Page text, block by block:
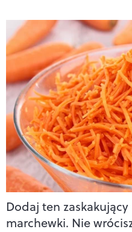
Dodaj ten
marchewki. Nie